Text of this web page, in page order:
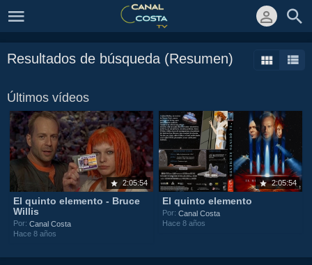
Resultados de búsqueda (Resumen)
Últimos vídeos
2:05:54
El quinto elemento - Bruce
Willis
Por:Canal Costa
Hace 8 años
2:05:54
El quinto elemento
Por:Canal Costa
Hace 8 años